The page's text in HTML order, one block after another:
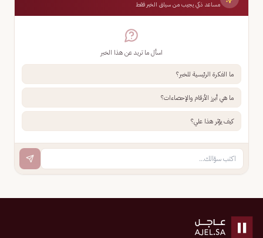
مساعد ذكي يجيب من سياق الخبر فقط
اسأل ما تريد عن هذا الخبر
ما الفكرة الرئيسية للخبر؟
ما هي أبرز الأرقام والإحصاءات؟
كيف يؤثر هذا علي؟